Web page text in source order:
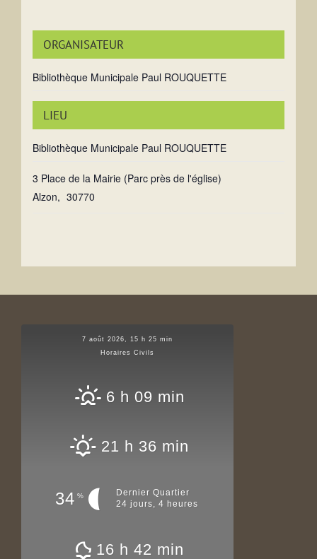
LIEU
Bibliothèque Municipale Paul ROUQUETTE
3 Place de la Mairie (Parc près de l'église)
Alzon, 30770
ORGANISATEUR
Bibliothèque Municipale Paul ROUQUETTE
7 août 2026, 15 h 25 min
Horaires Civils
6 h 09 min
21 h 36 min
34 %
Dernier Quartier
24 jours, 4 heures
16 h 42 min